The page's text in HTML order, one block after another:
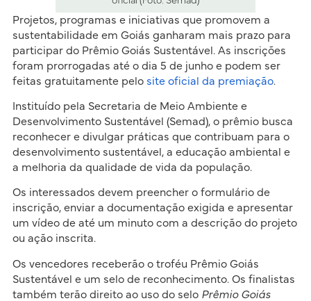
Projetos, programas e iniciativas que promovem a
sustentabilidade em Goiás ganharam mais prazo para
participar do Prêmio Goiás Sustentável. As inscrições
foram prorrogadas até o dia 5 de junho e podem ser
feitas gratuitamente pelo site oficial da premiação.
Instituído pela Secretaria de Meio Ambiente e
Desenvolvimento Sustentável (Semad), o prêmio busca
reconhecer e divulgar práticas que contribuam para o
desenvolvimento sustentável, a educação ambiental e
a melhoria da qualidade de vida da população.
Os interessados devem preencher o formulário de
inscrição, enviar a documentação exigida e apresentar
um vídeo de até um minuto com a descrição do projeto
ou ação inscrita.
Os vencedores receberão o troféu Prêmio Goiás
Sustentável e um selo de reconhecimento. Os finalistas
também terão direito ao uso do selo Prêmio Goiás